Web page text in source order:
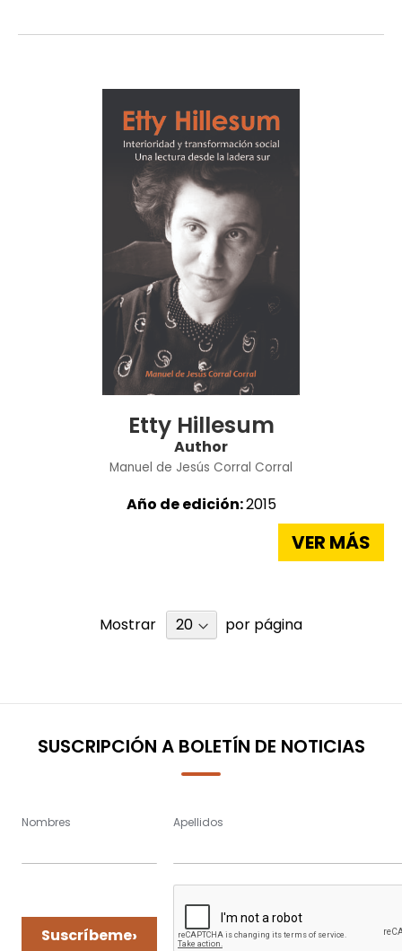
Etty Hillesum
Author
Manuel de Jesús Corral Corral
Año de edición:2015
VER MÁS
Mostrar por página
SUSCRIPCIÓN A BOLETÍN DE NOTICIAS
Nombres Apellidos
Suscríbeme›